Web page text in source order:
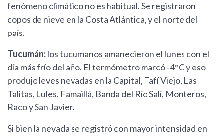
fenómeno climático no es habitual. Se registraron
copos de nieve en la Costa Atlántica, y el norte del
país.
Tucumán:los tucumanos amanecieron el lunes con el
día más frío del año. El termómetro marcó -4°C y eso
produjo leves nevadas en la Capital, Tafí Viejo, Las
Talitas, Lules, Famaillá, Banda del Río Salí, Monteros,
Raco y San Javier.
Si bien la nevada se registró con mayor intensidad en